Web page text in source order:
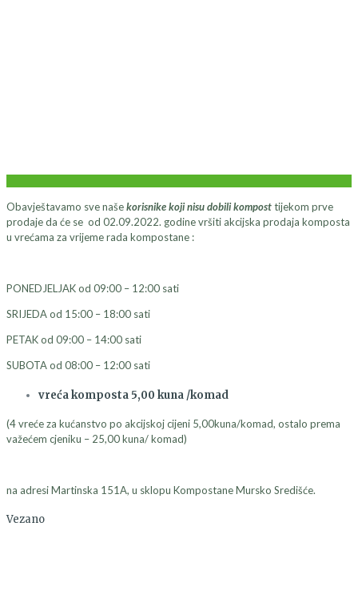
Obavještavamo sve našekorisnike koji nisu dobili komposttijekom prve
prodaje da će se od 02.09.2022. godine vršiti akcijska prodaja komposta
u vrećama za vrijeme rada kompostane :
PONEDJELJAK od 09:00 – 12:00 sati
SRIJEDA od 15:00 – 18:00 sati
PETAK od 09:00 – 14:00 sati
SUBOTA od 08:00 – 12:00 sati
vreća komposta 5,00 kuna /komad
(4 vreće za kućanstvo po akcijskoj cijeni 5,00kuna/komad, ostalo prema
važećem cjeniku – 25,00 kuna/ komad)
na adresi Martinska 151A, u sklopu Kompostane Mursko Središće.
Vezano